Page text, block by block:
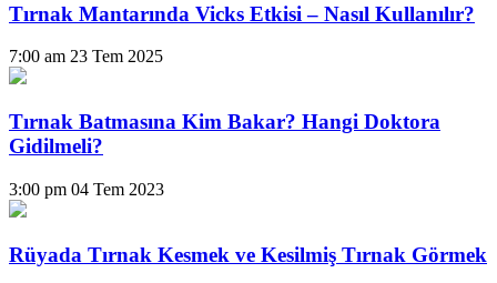
Tırnak Mantarında Vicks Etkisi – Nasıl Kullanılır?
7:00 am 23 Tem 2025
Tırnak Batmasına Kim Bakar? Hangi Doktora
Gidilmeli?
3:00 pm 04 Tem 2023
Rüyada Tırnak Kesmek ve Kesilmiş Tırnak Görmek